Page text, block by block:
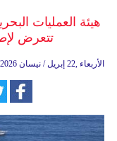
هيئة العمليات
تتعرض
11:26 2026 الأربعاء ,22 إبريل / نيسان